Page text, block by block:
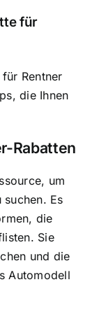
für
Rentner
die Ihnen
Rabatten
um
suchen. Es
die
Sie
und die
Automodell